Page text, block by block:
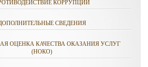
КОРРУПЦИИ
СВЕДЕНИЯ
ОЦЕНКА КАЧЕСТВА ОКАЗАНИЯ УСЛУГ
(НОКО)